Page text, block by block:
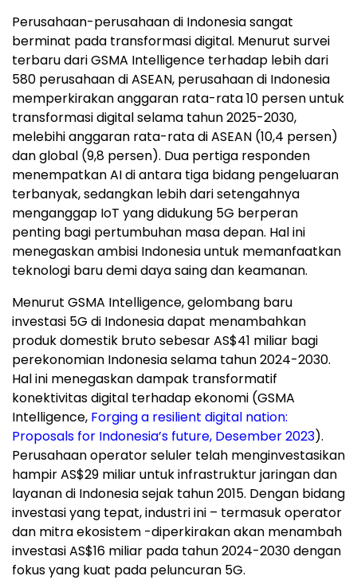
Perusahaan-perusahaan di Indonesiasangat
berminat pada transformasi digital. Menurut survei
terbaru dari GSMA Intelligence terhadap lebih dari
580 perusahaan di ASEAN, perusahaan di Indonesia
memperkirakan anggaran rata-rata 10 persen untuk
transformasi digital selama tahun 2025-2030,
melebihi anggaran rata-rata di ASEAN (10,4 persen)
dan global (9,8 persen). Dua pertiga responden
menempatkanAI diantara tiga bidang pengeluaran
terbanyak, sedangkan lebih dari setengahnya
menganggap IoT yang didukung 5G berperan
penting bagi pertumbuhan masa depan. Hal ini
menegaskan ambisi Indonesiauntuk memanfaatkan
teknologi baru demi daya saing dan keamanan.
Menurut GSMA Intelligence, gelombang baru
investasi 5G di Indonesiadapat menambahkan
produk domestik bruto sebesar AS$41 miliar bagi
perekonomian Indonesiaselama tahun 2024-2030.
Hal ini menegaskan dampak transformatif
konektivitas digital terhadap ekonomi (GSMA
Intelligence, Forging a resilient digital nation:
Proposals for Indonesia’s future, Desember 2023).
Perusahaan operator seluler telah menginvestasikan
hampir AS$29 miliar untuk infrastruktur jaringan dan
layanan di Indonesiasejak tahun 2015. Dengan bidang
investasi yang tepat, industri ini – termasuk operator
dan mitra ekosistem -diperkirakan akan menambah
investasi AS$16 miliar pada tahun 2024-2030 dengan
fokus yang kuat pada peluncuran 5G.